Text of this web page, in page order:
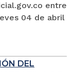
entre
04 de abril
DEL